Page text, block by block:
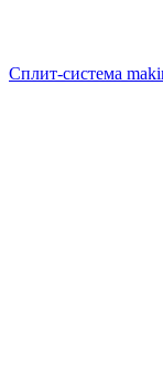
Сплит-система